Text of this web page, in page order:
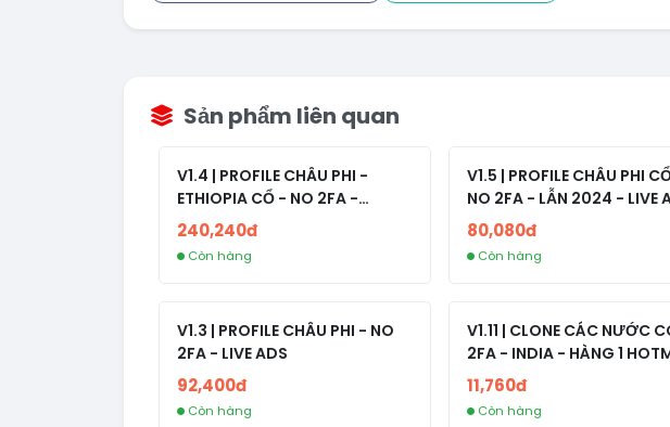
Sản phẩm liên quan
V1.4 | PROFILE CHÂU PHI -
ETHIOPIA CỔ - NO 2FA -
RANDOM BẠN BÈ
240,240đ
Còn hàng
V1.5 | PROFILE CHÂU PHI
NO 2FA - LẪN 2024 - LIVE
80,080đ
Còn hàng
V1.3 | PROFILE CHÂU PHI - NO
2FA - LIVE ADS
92,400đ
Còn hàng
V1.11 | CLONE CÁC NƯỚC
2FA - INDIA - HÀNG 1
11,760đ
Còn hàng